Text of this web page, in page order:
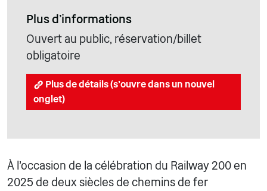
Plus d'informations
Ouvert au public, réservation/billet
obligatoire
Plus de détails (s'ouvre dans un nouvel
onglet)
À l'occasion de la célébration du Railway 200 en
2025 de deux siècles de chemins de fer